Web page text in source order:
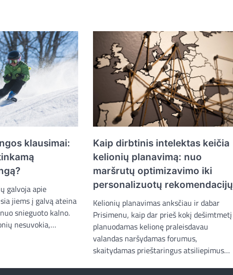
klausimai:
galvoja apie
jiems į galvą ateina
snieguoto kalno.
nesuvokia,…
Kaip dirbtinis intelektas keičia
kelionių planavimą: nuo
maršrutų optimizavimo iki
personalizuotų rekomendacijų
Kelionių planavimas anksčiau ir dabar
Prisimenu, kaip dar prieš kokį dešimtmetį
planuodamas kelionę praleisdavau
valandas naršydamas forumus,
skaitydamas prieštaringus atsiliepimus…